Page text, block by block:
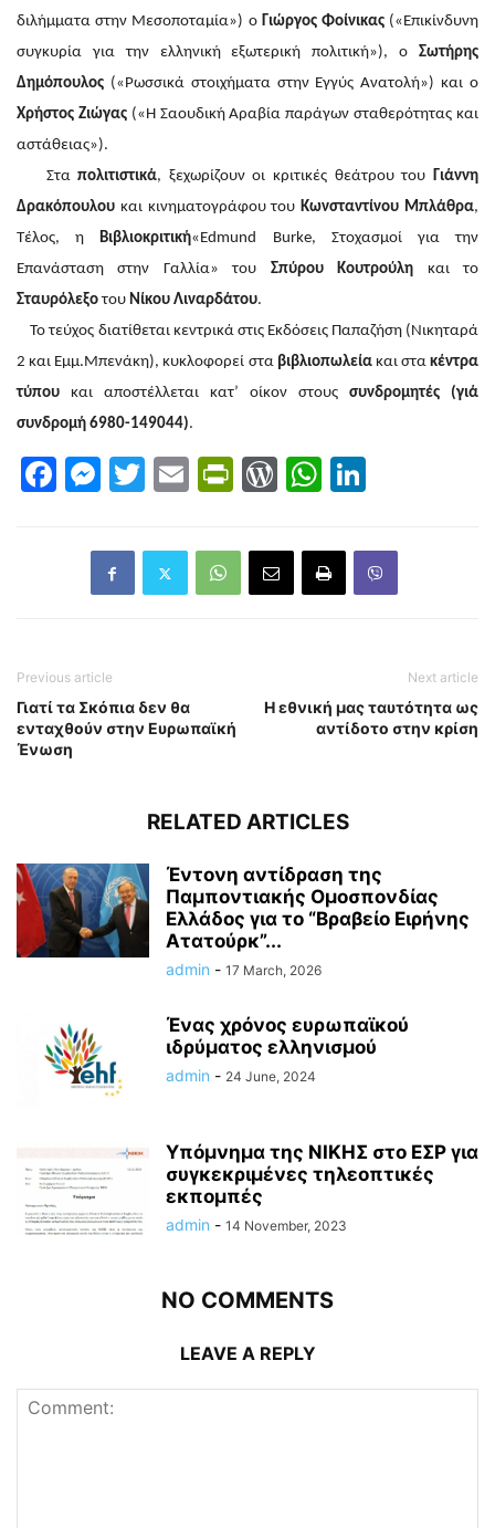
διλήμματα στην Μεσοποταμία») ο Γιώργος Φοίνικας («Επικίνδυνη
συγκυρία για την ελληνική εξωτερική πολιτική»), ο Σωτήρης
Δημόπουλος («Ρωσσικά στοιχήματα στην Εγγύς Ανατολή») και ο
Χρήστος Ζιώγας(«Η Σαουδική Αραβία παράγων σταθερότητας και
αστάθειας»).
Σταπολιτιστικά, ξεχωρίζουν οι κριτικές θεάτρου τουΓιάννη
Δρακόπουλου και κινηματογράφου τουΚωνσταντίνου Μπλάθρα,
Τέλος, ηΒιβλιοκριτική«Edmund Burke, Στοχασμοί για την
Επανάσταση στην Γαλλία» του Σπύρου Κουτρούλη και το
Σταυρόλεξοτου Νίκου Λιναρδάτου.
Το τεύχος διατίθεται κεντρικά στις Εκδόσεις Παπαζήση (Νικηταρά
2 και Εμμ.Μπενάκη), κυκλοφορεί στα βιβλιοπωλεία και στα κέντρα
τύπου και αποστέλλεται κατ’ οίκον στους συνδρομητές (γιά
συνδρομή 6980-149044).
Facebook
Messenger
Twitter
EmailPrintFriendly
WordPress
WhatsApp
Previous article
Γιατί τα Σκόπια δεν θα
ενταχθούν στην Ευρωπαϊκή
Ένωση
Next article
Η εθνική μας ταυτότητα ως
αντίδοτο στην κρίση
RELATED ARTICLES
Έντονη αντίδραση της
Παμποντιακής Ομοσπονδίας
Ελλάδος για το “Βραβείο Ειρήνης
Ατατούρκ”...
admin - 17 March, 2026
Ένας χρόνος ευρωπαϊκού
ιδρύματος ελληνισμού
admin - 24 June, 2024
Υπόμνημα της ΝΙΚΗΣ στο ΕΣΡ για
συγκεκριμένες τηλεοπτικές
εκπομπές
admin - 14 November, 2023
NO COMMENTS
LEAVE A REPLY